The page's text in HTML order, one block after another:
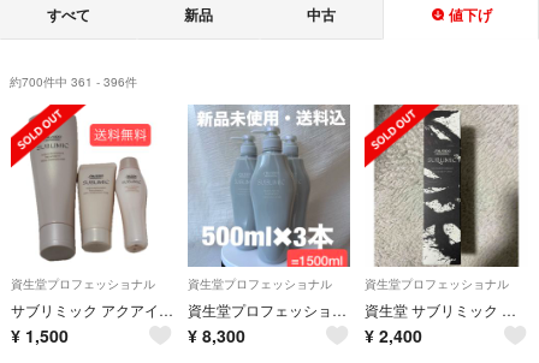
すべて 新品 中古 値下げ
約700件中 361 - 396件
資生堂プロフェッショナル
サブリミック アクアインテンシブ トリートメント W 250g 資生堂
¥ 1,500
資生堂プロフェッショナル
資生堂プロフェッショナル アデノバイタル シャンプー 500ml×3本
¥ 8,300
資生堂プロフェッショナル
資生堂 サブリミック ワンダーシールド 125ml 限定パッケージ版
¥ 2,400